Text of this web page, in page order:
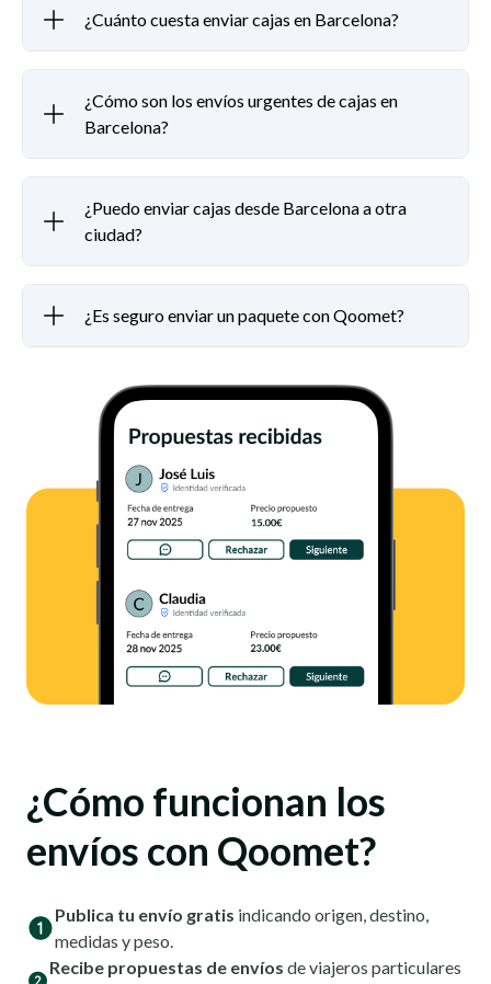
¿Cuánto cuesta enviar cajas en Barcelona?
¿Cómo son los envíos urgentes de cajas en
Barcelona?
¿Puedo enviar cajas desde Barcelona a otra
ciudad?
¿Es seguro enviar un paquete con Qoomet?
¿Cómo funcionan los
envíos con Qoomet?
Publica tu envío gratis indicando origen, destino,
medidas y peso.
Recibe propuestas de envíos de viajeros particulares